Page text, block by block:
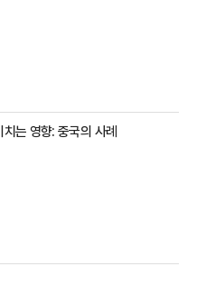
는 영향: 중국의 사례